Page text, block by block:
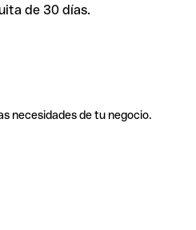
de 30 días.
necesidades de tu negocio.